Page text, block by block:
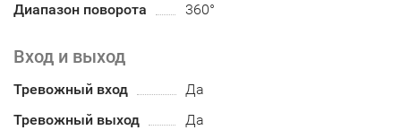
Диапазон поворота
360°
Вход и выход
Тревожный вход
Да
Тревожный выход
Да